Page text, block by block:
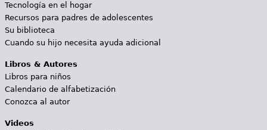
Tecnología en el hogar
Recursos para padres de adolescentes
Su biblioteca
Cuando su hijo necesita ayuda adicional
Libros & Autores
Libros para niños
Calendario de alfabetización
Conozca al autor
Videos